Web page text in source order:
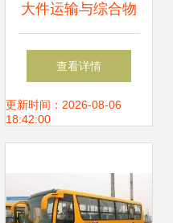
大件运输与综合物
流服务 一站式解决
您长途搬家、设备
求
查看详情
更新时间：2026-08-06
18:42:00